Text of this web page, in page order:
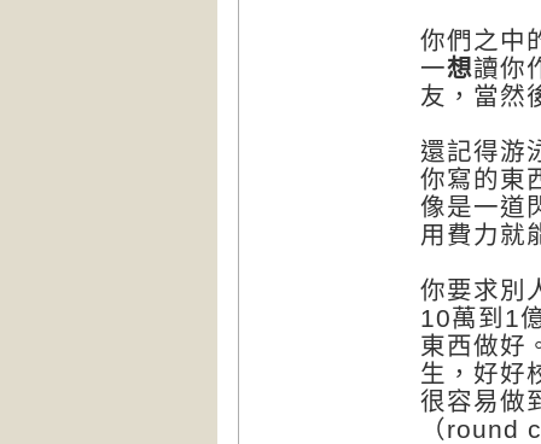
你們之中
一想讀你
友，當然
還記得游
你寫的東
像是一道
用費力就
你要求別
10萬到1
東西做好
生，好好
很容易做
（round